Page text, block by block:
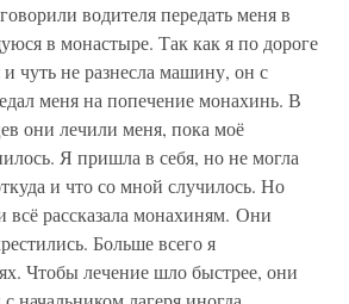
водителя передать меня в
в монастыре. Так как я по дороге
чуть не разнесла машину, он с
меня на попечение монахинь. В
они лечили меня, пока моё
Я пришла в себя, но не могла
и что со мной случилось. Но
всё рассказала монахиням. Они
Больше всего я
Чтобы лечение шло быстрее, они